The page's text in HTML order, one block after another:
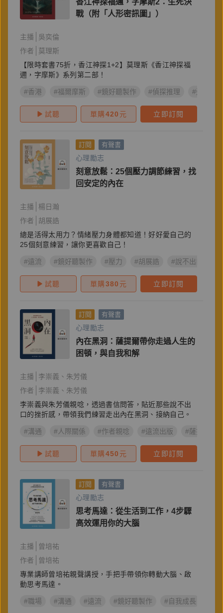
香江神探福邇，字摩斯2：生死決
戰（附「人形密訊圖」）
主播
吳奕倫
作者
莫理斯
【限時套書75折，香江神探1+2】莫理斯《香江神探福
邇，字摩斯》系列第二部！
#香港 #福爾摩斯 #鏡好聽製作 #偵探推理 #遠流出
試聽 單購420 元 立即訂閱
訂閱 有聲書
心理勵志
刻意放鬆：25個壓力調節練習，找
回安定的內在
主播
楊日瀚
作者
胡展誥
總是活得太用力？情緒壓力身體都知道！好好愛自己的
25個刻意練習，讓你更喜歡自己！
#遠流 #鏡好聽製作 #壓力 #胡展誥 #說不出口的，
試聽 單購380 元 立即訂閱
訂閱 有聲書
心理勵志
內在黑洞：薩提爾帶你走過人生的
困頓，與自我和解
主播 李崇義
朱芳儀
作者
李崇義
朱芳儀
李崇義與朱芳儀親唸，透過書信問答，貼近那些說不出
口的挫折感，帶領我們練習走出內在黑洞、接納自己。
#溝通 #人際關係 #作者親唸 #遠流出版 #薩提爾
試聽 單購450 元 立即訂閱
訂閱 有聲書
心理勵志
思考馬達：從生活到工作，4步驟
高效運用你的大腦
主播
曾培祐
作者
曾培祐
專業講師曾培祐親聲講授，手把手帶領你轉動大腦、啟
動思考馬達。
#職場 #溝通 #遠流 #鏡好聽製作 #自我成長